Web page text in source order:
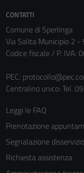
CONTATTI
Comune di Sperlinga
Via Salita Municipio 2 -
Codice fiscale / P. IVA:
PEC:
Centralino unico: Tel.
Leggi le FAQ
Prenotazione
Segnalazione disservizio
Richiesta assistenza